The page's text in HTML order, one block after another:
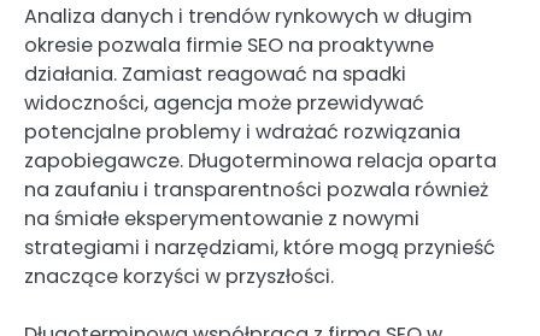
Analiza danych i trendów rynkowych w długim
okresie pozwala firmie SEO na proaktywne
działania. Zamiast reagować na spadki
widoczności, agencja może przewidywać
potencjalne problemy i wdrażać rozwiązania
zapobiegawcze. Długoterminowa relacja oparta
na zaufaniu i transparentności pozwala również
na śmiałe eksperymentowanie z nowymi
strategiami i narzędziami, które mogą przynieść
znaczące korzyści w przyszłości.